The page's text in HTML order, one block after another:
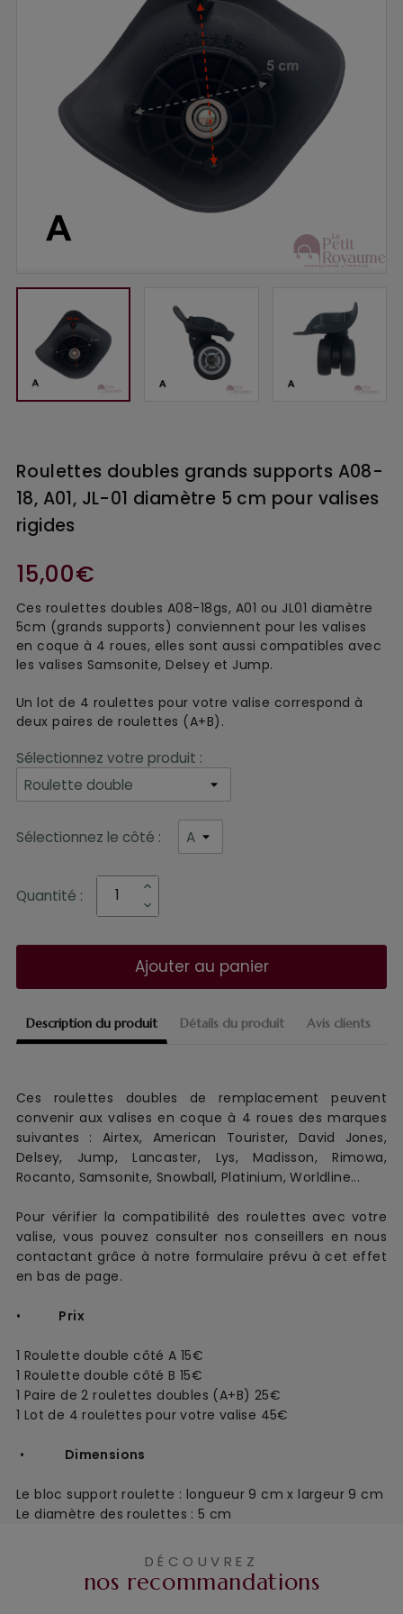
Description du produit Détails du produit Avis clients
Ces roulettes doubles de remplacement peuvent
convenir auxvalises en coque à 4 roues des marques
suivantes : Airtex, American Tourister, David Jones,
Delsey, Jump, Lancaster, Lys, Madisson, Rimowa,
Rocanto, Samsonite, Snowball, Platinium, Worldline...
Pour vérifier la compatibilité des roulettes avec votre
valise, vous pouvez consulter nos conseillers en nous
contactant grâce à notre formulaire prévu à cet effet
en bas de page.
• Prix
1 Roulette double côté A 15€
1 Roulette double côté B 15€
1 Paire de 2 roulettes doubles (A+B) 25€
1 Lot de 4 roulettes pour votre valise 45€
• Dimensions
Le bloc support roulette : longueur 9 cm x largeur 9 cm
Le diamètre des roulettes : 5 cm
Roulettes doubles grands supports A08-
18, A01, JL-01 diamètre 5 cm pour valises
rigides
15,00€
Ces roulettes doubles A08-18gs, A01 ou JL01 diamètre
5cm (grands supports) conviennent pour les valises
en coque à 4 roues, elles sont aussi compatibles avec
les valises Samsonite, Delsey et Jump.
Un lot de 4 roulettes pour votre valise correspond à
deux paires de roulettes (A+B).
Sélectionnez votre produit :
Sélectionnez le côté :
Quantité :
Ajouter au panier
DÉCOUVREZ
nos recommandations